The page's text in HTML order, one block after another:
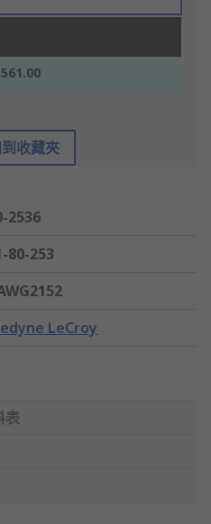
收藏夾
2536
80-253
LeCroy
表